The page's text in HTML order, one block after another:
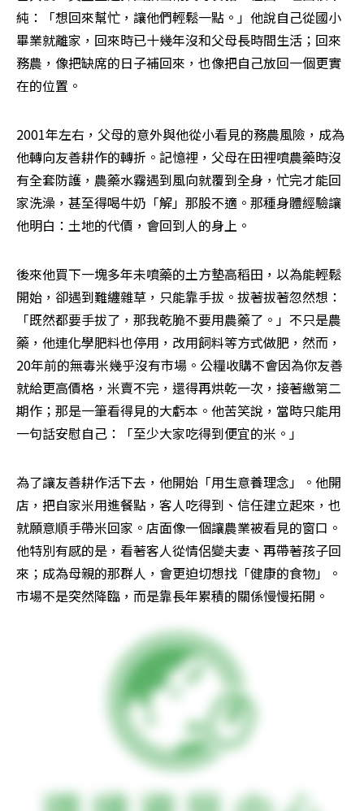
純：「想回來幫忙，讓他們輕鬆一點。」他說自己從國小
畢業就離家，回來時已十幾年沒和父母長時間生活；回來
務農，像把缺席的日子補回來，也像把自己放回一個更實
在的位置。
2001年左右，父母的意外與他從小看見的務農風險，成為
他轉向友善耕作的轉折。記憶裡，父母在田裡噴農藥時沒
有全套防護，農藥水霧遇到風向就覆到全身，忙完才能回
家洗澡，甚至得喝牛奶「解」那股不適。那種身體經驗讓
他明白：土地的代價，會回到人的身上。
後來他買下一塊多年未噴藥的土方墊高稻田，以為能輕鬆
開始，卻遇到難纏雜草，只能靠手拔。拔著拔著忽然想：
「既然都要手拔了，那我乾脆不要用農藥了。」不只是農
藥，他連化學肥料也停用，改用飼料等方式做肥，然而，
20年前的無毒米幾乎沒有市場。公糧收購不會因為你友善
就給更高價格，米賣不完，還得再烘乾一次，接著繳第二
期作；那是一筆看得見的大虧本。他苦笑說，當時只能用
一句話安慰自己：「至少大家吃得到便宜的米。」
為了讓友善耕作活下去，他開始「用生意養理念」。他開
店，把自家米用進餐點，客人吃得到、信任建立起來，也
就願意順手帶米回家。店面像一個讓農業被看見的窗口。
他特別有感的是，看著客人從情侶變夫妻、再帶著孩子回
來；成為母親的那群人，會更迫切想找「健康的食物」。
市場不是突然降臨，而是靠長年累積的關係慢慢拓開。